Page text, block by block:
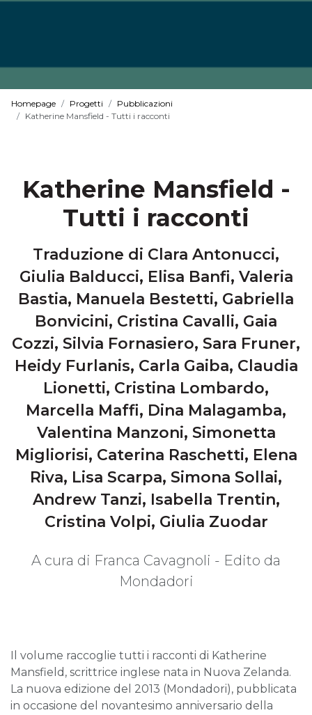
Homepage Progetti
Pubblicazioni
Katherine Mansfield - Tutti i racconti
Katherine Mansfield -
Tutti i racconti
Traduzione di Clara Antonucci,
Giulia Balducci, Elisa Banfi, Valeria
Bastia, Manuela Bestetti, Gabriella
Bonvicini, Cristina Cavalli, Gaia
Cozzi, Silvia Fornasiero, Sara Fruner,
Heidy Furlanis, Carla Gaiba, Claudia
Lionetti, Cristina Lombardo,
Marcella Maffi, Dina Malagamba,
Valentina Manzoni, Simonetta
Migliorisi, Caterina Raschetti, Elena
Riva, Lisa Scarpa, Simona Sollai,
Andrew Tanzi, Isabella Trentin,
Cristina Volpi, Giulia Zuodar
A cura di Franca Cavagnoli - Edito da
Mondadori
Il volume raccoglie tutti i racconti di Katherine
Mansfield, scrittrice inglese nata in Nuova Zelanda.
La nuova edizione del 2013 (Mondadori), pubblicata
in occasione del novantesimo anniversario della